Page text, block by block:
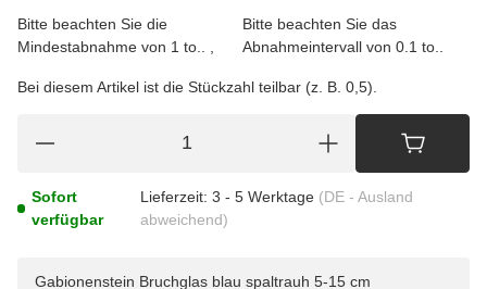
Bitte beachten Sie die
Mindestabnahme von 1 to..
Bitte beachten Sie das
Abnahmeintervall von 0.1 to..
Bei diesem Artikel ist die Stückzahl teilbar (z. B. 0,5).
Sofort
verfügbar
Lieferzeit: 3 - 5 Werktage (DE - Ausland
abweichend)
Gabionenstein Bruchglas blau spaltrauh 5-15 cm